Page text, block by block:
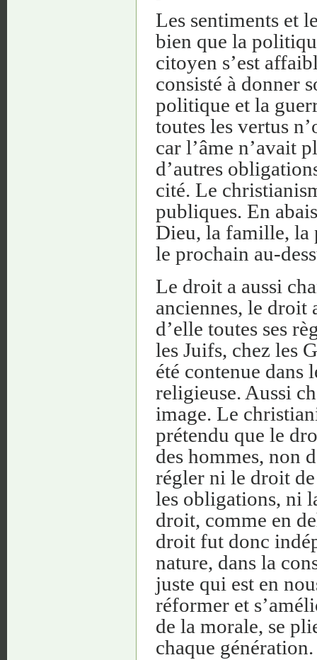
Les sentiments et
bien que la
citoyen s’est
consisté à donner
politique et la
toutes les vertus
car l’âme n’avait
d’autres
cité. Le
publiques. En
Dieu, la famille, la
le prochain au-
Le droit a aussi
anciennes, le droit
d’elle toutes ses
les Juifs, chez les
été contenue dans
religieuse. Aussi
image. Le
prétendu que le
des hommes, non
régler ni le droit
les obligations, ni
droit, comme en
droit fut donc
nature, dans la
juste qui est en
réformer et
de la morale, se
chaque génération.